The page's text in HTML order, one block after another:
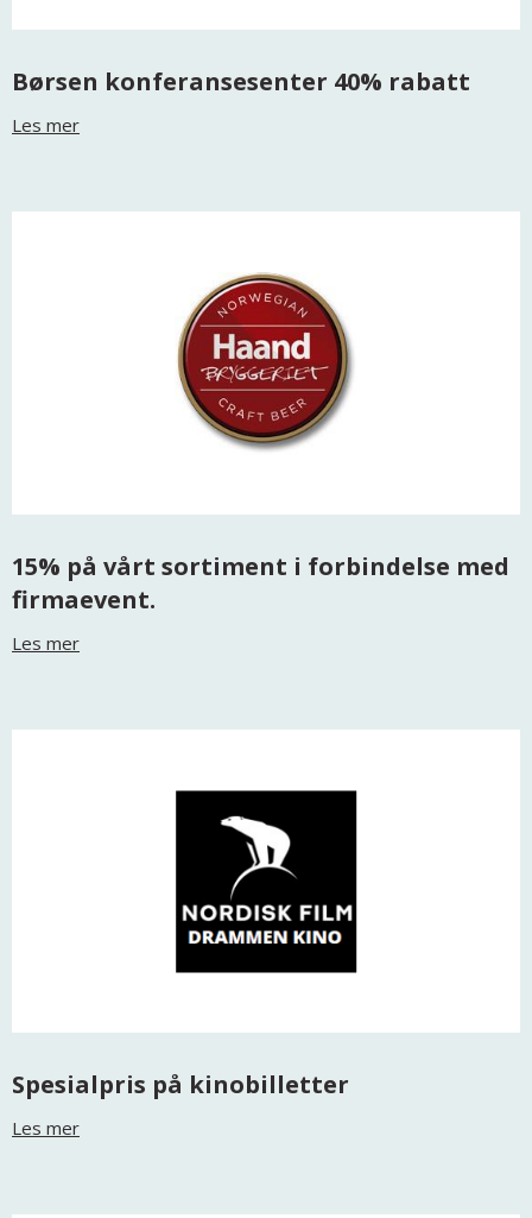
Børsen konferansesenter 40% rabatt
Les mer
15% på vårt sortiment i forbindelse med
firmaevent.
Les mer
Spesialpris på kinobilletter
Les mer